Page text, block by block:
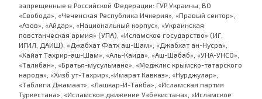
запрещенные в Российской Федерации: ГУР Украины, ВО
«Свобода», «Чеченская Республика Ичкерия», «Правый сектор»,
«Азов», «Айдар», «Национальный корпус», «Украинская
повстанческая армия» (УПА), «Исламское государство» (ИГ,
ИГИЛ, ДАИШ), «Джабхат Фатх аш-Шам», «Джабхат ан-Нусра»,
«Хайат Тахрир-аш-Шам», «Аль-Каида», «Аш-Шабаб», «УНА-УНСО»,
«Талибан», «Братья-мусульмане», «Меджлис крымско-татарского
народа», «Хизб ут-Тахрир»,«Имарат Кавказ», «Нурджулар»,
«Таблиги Джамаат», «Лашкар-И-Тайба», «Исламская партия
Туркестана», «Исламское движение Узбекистана», «Исламское